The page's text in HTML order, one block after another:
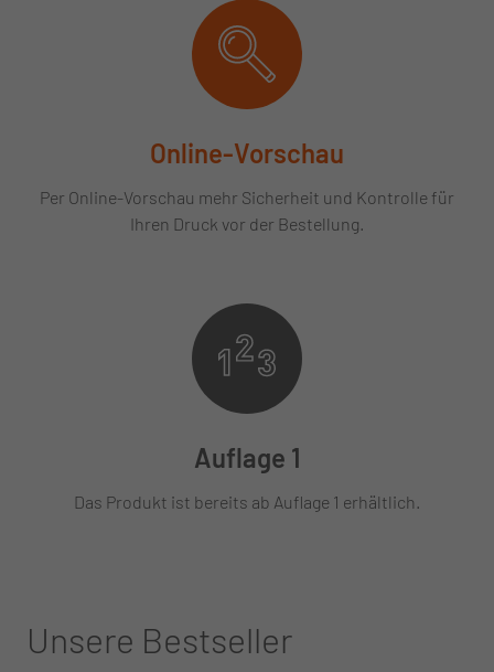
Online-Vorschau
Per Online-Vorschau mehr Sicherheit und Kontrolle für
Ihren Druck vor der Bestellung.
Auflage 1
Das Produkt ist bereits ab Auflage 1 erhältlich.
Unsere Bestseller